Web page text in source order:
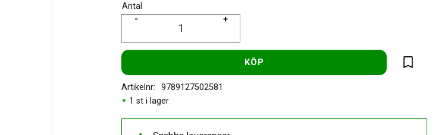
Antal
+
-
KÖP
Lägg till
1 st i lager
Artikelnr 9789127502581